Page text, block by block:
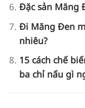
Đặc sản Măng
Đi Măng Đen
nhiêu?
15 cách chế
ba chỉ nấu gì